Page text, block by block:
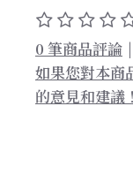
0 筆商品評論 |
如果您對本商
的意見和建議！